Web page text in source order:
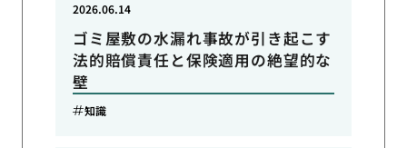
ゴミ屋敷の水漏れ事故が引き起こす
法的賠償責任と保険適用の絶望的な
壁
2026.06.14
知識